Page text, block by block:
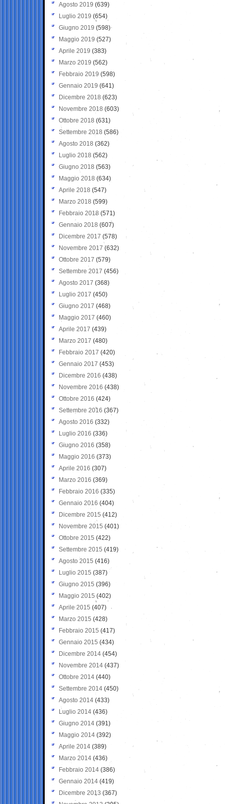
Agosto 2019 (639)
Luglio 2019 (654)
Giugno 2019 (598)
Maggio 2019 (527)
Aprile 2019 (383)
Marzo 2019 (562)
Febbraio 2019 (598)
Gennaio 2019 (641)
Dicembre 2018 (623)
Novembre 2018 (603)
Ottobre 2018 (631)
Settembre 2018 (586)
Agosto 2018 (362)
Luglio 2018 (562)
Giugno 2018 (563)
Maggio 2018 (634)
Aprile 2018 (547)
Marzo 2018 (599)
Febbraio 2018 (571)
Gennaio 2018 (607)
Dicembre 2017 (578)
Novembre 2017 (632)
Ottobre 2017 (579)
Settembre 2017 (456)
Agosto 2017 (368)
Luglio 2017 (450)
Giugno 2017 (468)
Maggio 2017 (460)
Aprile 2017 (439)
Marzo 2017 (480)
Febbraio 2017 (420)
Gennaio 2017 (453)
Dicembre 2016 (438)
Novembre 2016 (438)
Ottobre 2016 (424)
Settembre 2016 (367)
Agosto 2016 (332)
Luglio 2016 (336)
Giugno 2016 (358)
Maggio 2016 (373)
Aprile 2016 (307)
Marzo 2016 (369)
Febbraio 2016 (335)
Gennaio 2016 (404)
Dicembre 2015 (412)
Novembre 2015 (401)
Ottobre 2015 (422)
Settembre 2015 (419)
Agosto 2015 (416)
Luglio 2015 (387)
Giugno 2015 (396)
Maggio 2015 (402)
Aprile 2015 (407)
Marzo 2015 (428)
Febbraio 2015 (417)
Gennaio 2015 (434)
Dicembre 2014 (454)
Novembre 2014 (437)
Ottobre 2014 (440)
Settembre 2014 (450)
Agosto 2014 (433)
Luglio 2014 (436)
Giugno 2014 (391)
Maggio 2014 (392)
Aprile 2014 (389)
Marzo 2014 (436)
Febbraio 2014 (386)
Gennaio 2014 (419)
Dicembre 2013 (367)